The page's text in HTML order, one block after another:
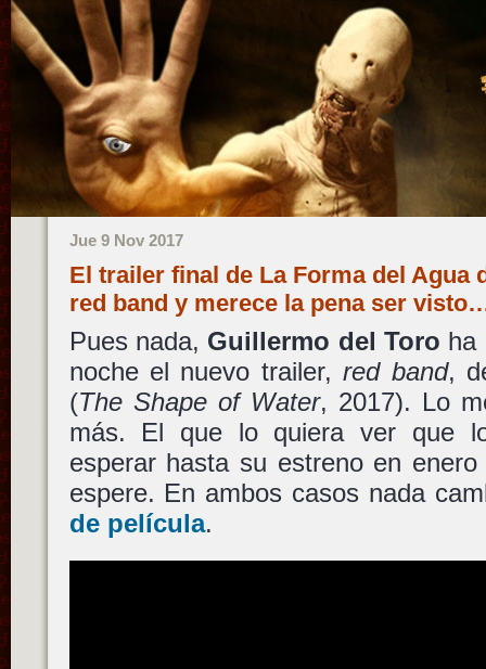
Jue 9 Nov 2017
El trailer final de La Forma del Agua
red band y merece la pena ser
Pues nada, Guillermo del Toro ha
noche el nuevo trailer,red band,
(The Shape of Water, 2017). Lo
más. El que lo quiera ver que
esperar hasta su estreno en
espere. En ambos casos nada
de película.